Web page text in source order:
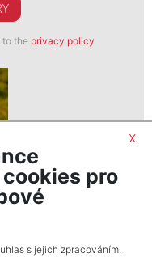
to the privacy policy
x
pro
s jejich zpracováním.